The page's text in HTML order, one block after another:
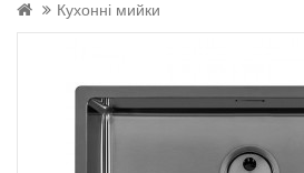
Кухонні мийки